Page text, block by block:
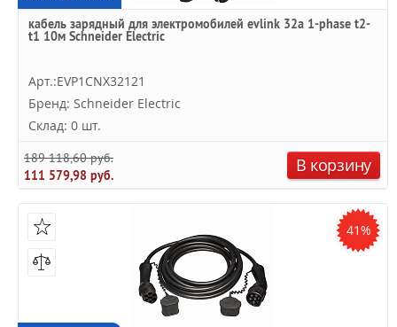
кабель зарядный для электромобилей evlink 32a 1-phase t2-
t1 10м Schneider Electric
Арт.:EVP1CNX32121
Бренд: Schneider Electric
Склад: 0 шт.
189 118,60 руб.
111 579,98 руб.
В корзину
41%